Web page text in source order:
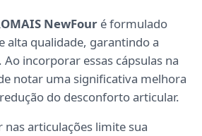
NewFour é formulado
alta qualidade, garantindo a
incorporar essas cápsulas na
notar uma significativa melhora
do desconforto articular.
nas articulações limite sua